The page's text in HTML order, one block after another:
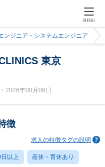
MENU
ンジニア・システムエンジニア
東京
2026年08月06日
徴
求人の特徴タグの説明
以上 産休・育休あり